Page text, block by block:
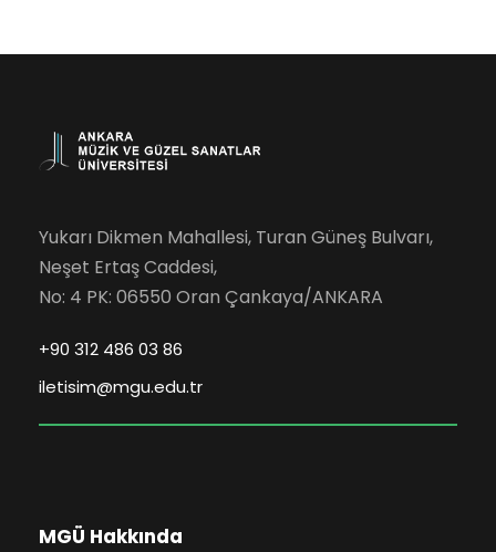
Yukarı Dikmen Mahallesi, Turan Güneş Bulvarı,
Neşet Ertaş Caddesi,
No: 4 PK: 06550 Oran Çankaya/ANKARA
+90 312 486 03 86
iletisim@mgu.edu.tr
MGÜ Hakkında